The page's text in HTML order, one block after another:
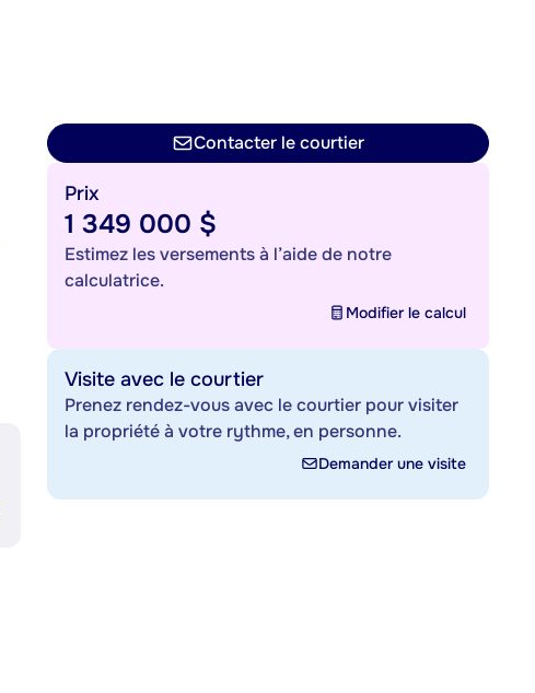
Contacter le courtier
Prix
1 349 000 $
Estimez les versements à l’aide de notre
calculatrice.
Modifier le calcul
Visite avec le courtier
Prenez rendez-vous avec le courtier pour visiter
la propriété à votre rythme, en personne.
Demander une visite